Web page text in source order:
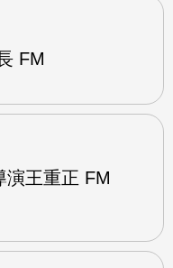
FM
演王重正 FM